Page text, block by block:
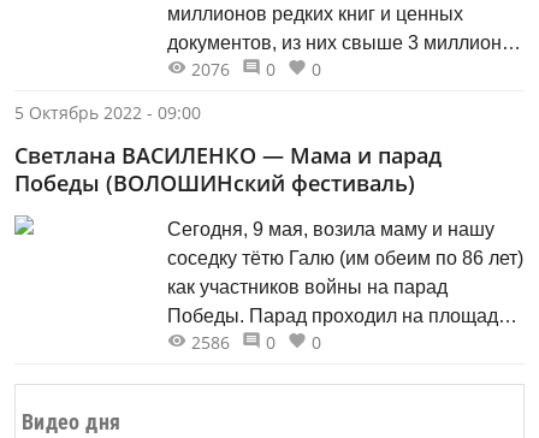
Видео дня
миллионов редких книг и ценных
документов, из них свыше 3 миллионов
нуждаются в реставрации.
2076 0
0
5 Октябрь 2022 - 09:00
Светлана ВАСИЛЕНКО — Мама и парад
Победы (ВОЛОШИНский фестиваль)
Сегодня, 9 мая, возила маму и нашу
соседку тётю Галю (им обеим по 86 лет)
как участников войны на парад
Победы. Парад проходил на площади
Королёва.
2586 0 0